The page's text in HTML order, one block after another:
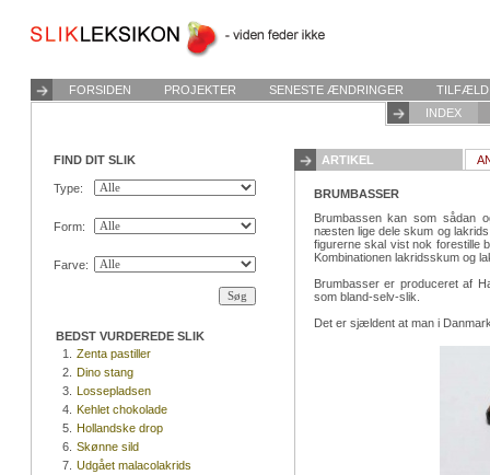
FORSIDEN PROJEKTER SENESTE ÆNDRINGER
INDEX
FIND DIT SLIK
Type:
Form:
Farve:
BEDST VURDEREDE SLIK
1.
Zenta pastiller
2. Dino stang
3. Lossepladsen
4. Kehlet chokolade
5. Hollandske drop
6. Skønne sild
7. Udgået malacolakrids
ARTIKEL
BRUMBASSER
Brumbassen kan som sådan
næsten lige dele skum og
figurerne skal vist nok
Kombinationen lakridsskum og
Brumbasser er produceret af
som bland-selv-slik.
Det er sjældent at man i